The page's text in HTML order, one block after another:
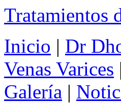
Tratamientos
Inicio | Dr
Venas Varices |
Galería |